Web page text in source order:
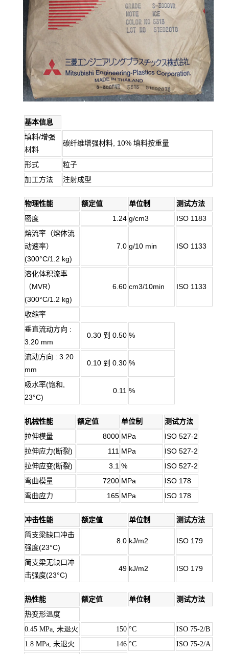
基本信息
填料/增强
材料
碳纤维增强材料, 10% 填料按重量
形式
粒子
加工方法
注射成型
物理性能 额定值 单位制
测试方法
密度
1.24 g/cm3
ISO 1183
熔流率（熔体流
动速率）
(300°C/1.2 kg)
7.0 g/10 min ISO 1133
溶化体积流率
（MVR）
(300°C/1.2 kg)
6.60 cm3/10min ISO 1133
收缩率
垂直流动方向 :
3.20 mm
0.30 到 0.50 %
流动方向 : 3.20
mm
0.10 到 0.30 %
吸水率(饱和,
23°C)
0.11 %
机械性能 额定值 单位制
测试方法
拉伸模量
8000 MPa
ISO 527-2
拉伸应力(断裂)
111 MPa
ISO 527-2
拉伸应变(断裂)
3.1 %
ISO 527-2
弯曲模量
7200 MPa
ISO 178
弯曲应力
165 MPa ISO 178
冲击性能 额定值 单位制
测试方法
简支梁缺口冲击
强度(23°C)
8.0 kJ/m2 ISO 179
简支梁无缺口冲
击强度(23°C)
49 kJ/m2 ISO 179
热性能 额定值 单位制
测试方法
热变形温度
0.45 MPa, 未退火
150 °C
ISO 75-2/B
1.8 MPa, 未退火
146 °C
ISO 75-2/A